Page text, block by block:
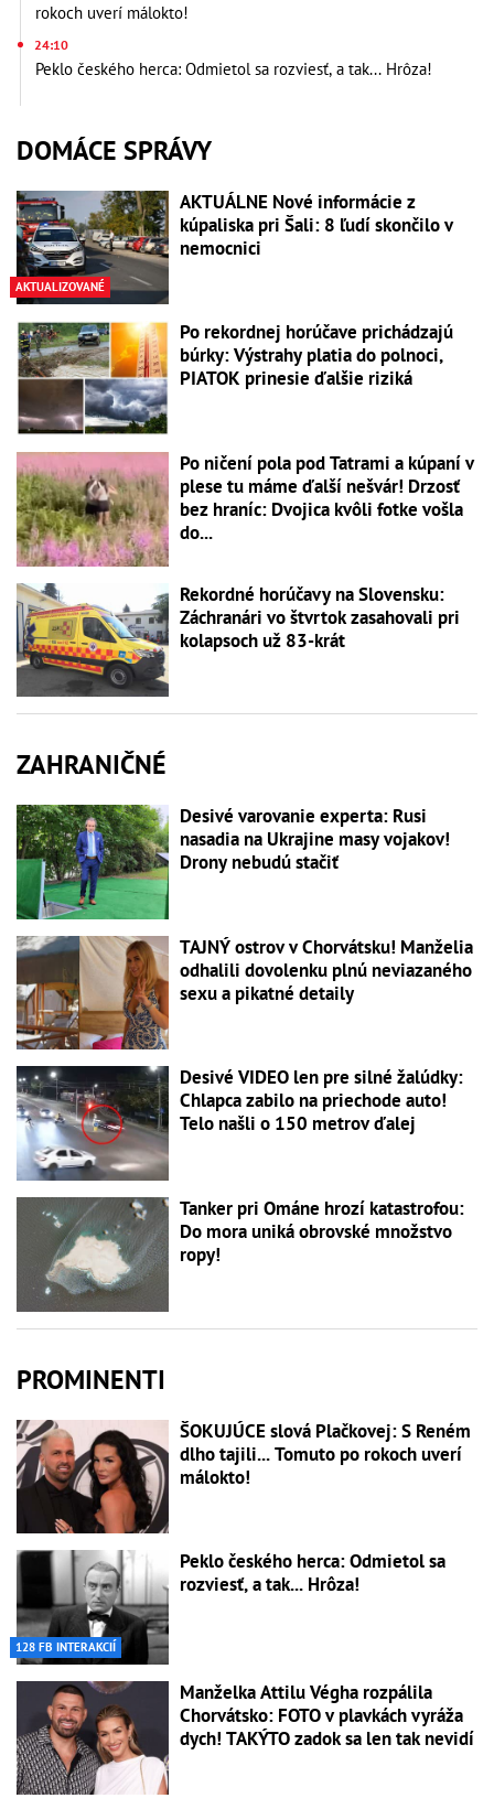
rokoch uverí málokto!
24:10
Peklo českého herca: Odmietol sa rozviesť, a tak... Hrôza!
DOMÁCE SPRÁVY
AKTUALIZOVANÉ
AKTUÁLNE Nové informácie z
kúpaliska pri Šali: 8 ľudí skončilo v
nemocnici
Po rekordnej horúčave prichádzajú
búrky: Výstrahy platia do polnoci,
PIATOK prinesie ďalšie riziká
Po ničení pola pod Tatrami a kúpaní v
plese tu máme ďalší nešvár! Drzosť
bez hraníc: Dvojica kvôli fotke vošla
do...
Rekordné horúčavy na Slovensku:
Záchranári vo štvrtok zasahovali pri
kolapsoch už 83-krát
ZAHRANIČNÉ
Desivé varovanie experta: Rusi
nasadia na Ukrajine masy vojakov!
Drony nebudú stačiť
TAJNÝ ostrov v Chorvátsku! Manželia
odhalili dovolenku plnú neviazaného
sexu a pikatné detaily
Desivé VIDEO len pre silné žalúdky:
Chlapca zabilo na priechode auto!
Telo našli o 150 metrov ďalej
Tanker pri Ománe hrozí katastrofou:
Do mora uniká obrovské množstvo
ropy!
PROMINENTI
ŠOKUJÚCE slová Plačkovej: S Reném
dlho tajili... Tomuto po rokoch uverí
málokto!
128 FB INTERAKCIÍ
Peklo českého herca: Odmietol sa
rozviesť, a tak... Hrôza!
Manželka Attilu Végha rozpálila
Chorvátsko: FOTO v plavkách vyráža
dych! TAKÝTO zadok sa len tak nevidí